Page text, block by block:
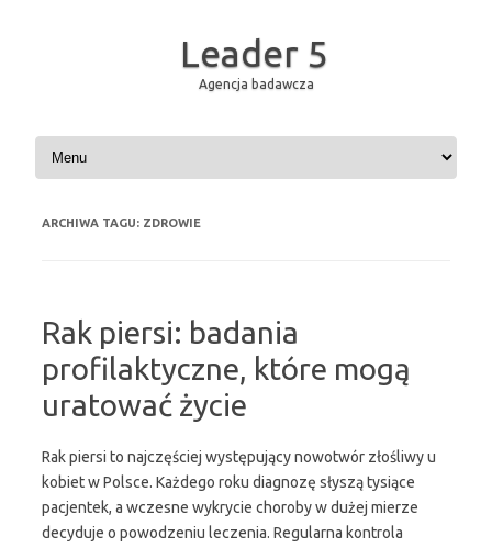
Leader 5
Agencja badawcza
Przejdź do treści
ARCHIWA TAGU: ZDROWIE
Rak piersi: badania
profilaktyczne, które mogą
uratować życie
Rak piersi to najczęściej występujący nowotwór złośliwy u
kobiet w Polsce. Każdego roku diagnozę słyszą tysiące
pacjentek, a wczesne wykrycie choroby w dużej mierze
decyduje o powodzeniu leczenia. Regularna kontrola